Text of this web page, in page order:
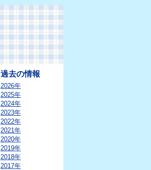
過去の情報
2026年
2025年
2024年
2023年
2022年
2021年
2020年
2019年
2018年
2017年